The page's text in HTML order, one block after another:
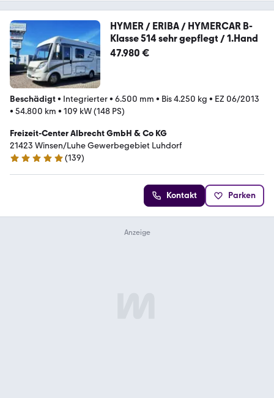
HYMER / ERIBA / HYMERCAR B-
Klasse 514 sehr gepflegt / 1.Hand
47.980 €
Beschädigt• Integrierter• 6.500 mm • Bis 4.250 kg • EZ 06/2013
• 54.800 km • 109 kW (148 PS)
Freizeit-Center Albrecht GmbH & Co KG
21423 Winsen/Luhe Gewerbegebiet Luhdorf
4.8 Sterne
(139)
Kontakt Parken